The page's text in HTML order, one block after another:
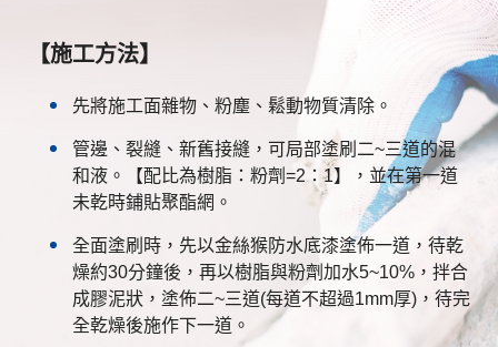
【施工方法】
先將施工面雜物、粉塵、鬆動物質清除。
管邊、裂縫、新舊接縫，可局部塗刷二~三道的混
和液。【配比為樹脂：粉劑=2：1】，並在第一道
未乾時鋪貼聚酯網。
全面塗刷時，先以金絲猴防水底漆塗佈一道，待乾
燥約30分鐘後，再以樹脂與粉劑加水5~10%，拌合
成膠泥狀，塗佈二~三道(每道不超過1mm厚)，待完
全乾燥後施作下一道。